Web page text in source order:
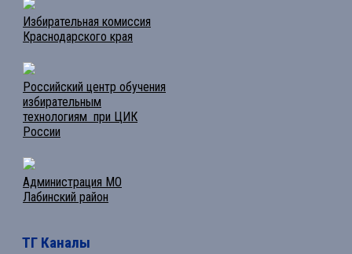
Избирательная комиссия
Краснодарского края
Российский центр обучения
избирательным
технологиям при ЦИК
России
Администрация МО
Лабинский район
ТГ Каналы